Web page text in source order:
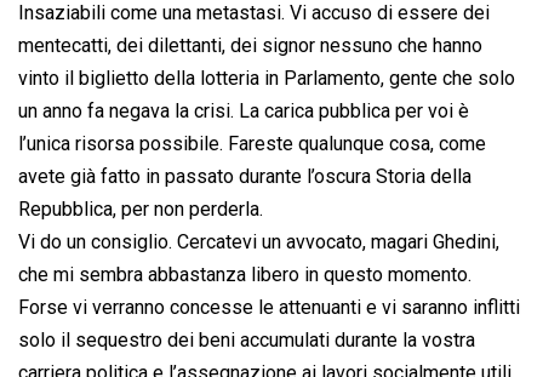
Insaziabili come una metastasi. Vi accuso di essere dei
mentecatti, dei dilettanti, dei signor nessuno che hanno
vinto il biglietto della lotteria in Parlamento, gente che solo
un anno fa negava la crisi. La carica pubblica per voi è
l’unica risorsa possibile. Fareste qualunque cosa, come
avete già fatto in passato durante l’oscura Storia della
Repubblica, per non perderla.
Vi do un consiglio. Cercatevi un avvocato, magari Ghedini,
che mi sembra abbastanza libero in questo momento.
Forse vi verranno concesse le attenuanti e vi saranno inflitti
solo il sequestro dei beni accumulati durante la vostra